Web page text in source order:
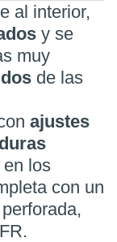
al interior,
y se
muy
de las
ajustes
los
con un